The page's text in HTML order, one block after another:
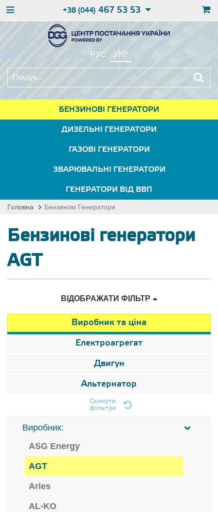
+38 (044) 467 53 53
РУС УКР
БЕНЗИНОВІ ГЕНЕРАТОРИ
ДИЗЕЛЬНІ ГЕНЕРАТОРИ
ГАЗОВІ ГЕНЕРАТОРИ
ЗВАРЮВАЛЬНІ ГЕНЕРАТОРИ
ГЕНЕРАТОРИ ВІД ВВП
Головна Бензинові Генератори
Бензинові генератори
AGT
ВІДОБРАЖАТИ ФІЛЬТР
Виробник та ціна
Електроагрегат
Двигун
Альтернатор
Скинути
фільтри
Виробник:
ASG Energy
AGT
Aries
AL-KO